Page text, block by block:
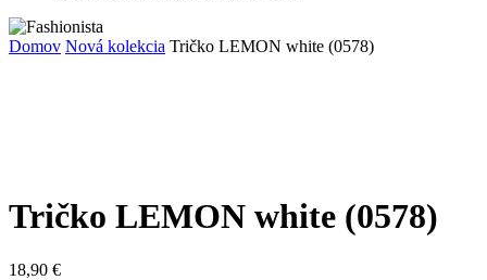
Domov Nová kolekcia Tričko LEMON white (0578)
Tričko LEMON white (0578)
18,90 €